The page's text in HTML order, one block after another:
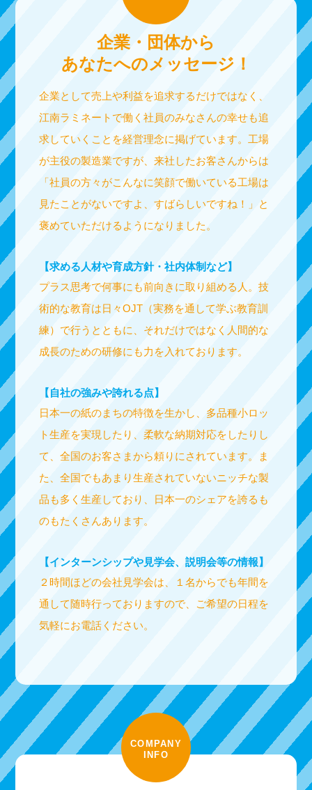
企業・団体から
あなたへのメッセージ！
企業として売上や利益を追求するだけではなく、
江南ラミネートで働く社員のみなさんの幸せも追
求していくことを経営理念に掲げています。工場
が主役の製造業ですが、来社したお客さんからは
「社員の方々がこんなに笑顔で働いている工場は
見たことがないですよ、すばらしいですね！」と
褒めていただけるようになりました。
【求める人材や育成方針・社内体制など】
プラス思考で何事にも前向きに取り組める人。技
術的な教育は日々OJT（実務を通して学ぶ教育訓
練）で行うとともに、それだけではなく人間的な
成長のための研修にも力を入れております。
【自社の強みや誇れる点】
日本一の紙のまちの特徴を生かし、多品種小ロッ
ト生産を実現したり、柔軟な納期対応をしたりし
て、全国のお客さまから頼りにされています。ま
た、全国でもあまり生産されていないニッチな製
品も多く生産しており、日本一のシェアを誇るも
のもたくさんあります。
【インターンシップや見学会、説明会等の情報】
２時間ほどの会社見学会は、１名からでも年間を
通して随時行っておりますので、ご希望の日程を
気軽にお電話ください。
COMPANY
INFO